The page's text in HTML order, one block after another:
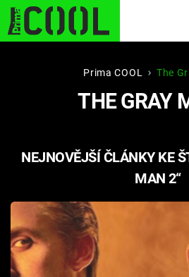
STARHOUSE BUFFY,
PLNEJ KOTEL
Filmy
Seriály
Prima COOL The
THE GRAY
NEJNOVĚJŠÍ ČLÁNKY KE
MAN 2“